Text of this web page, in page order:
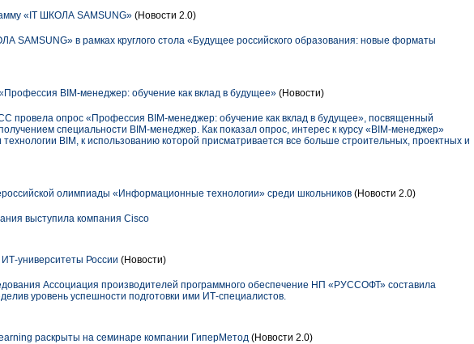
«IT ШКОЛА SAMSUNG» (Новости 2.0)
SAMSUNG» в рамках круглого стола «Будущее российского образования: новые форматы
BIM-менеджер: обучение как вклад в будущее» (Новости)
провела опрос «Профессия BIM-менеджер: обучение как вклад в будущее», посвященный
специальности BIM-менеджер. Как показал опрос, интерес к курсу «BIM-менеджер»
BIM, к использованию которой присматривается все больше строительных, проектных и
олимпиады «Информационные технологии» среди школьников (Новости 2.0)
выступила компания Cisco
университеты России (Новости)
Ассоциация производителей программного обеспечение НП «РУССОФТ» составила
уровень успешности подготовки ими ИТ-специалистов.
раскрыты на семинаре компании ГиперМетод (Новости 2.0)